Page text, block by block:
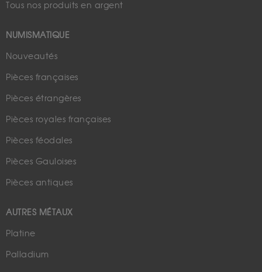
Tous nos produits en argent
NUMISMATIQUE
Nouveautés
Pièces françaises
Pièces étrangères
Pièces royales françaises
Pièces féodales
Pièces Gauloises
Pièces antiques
AUTRES MÉTAUX
Platine
Palladium